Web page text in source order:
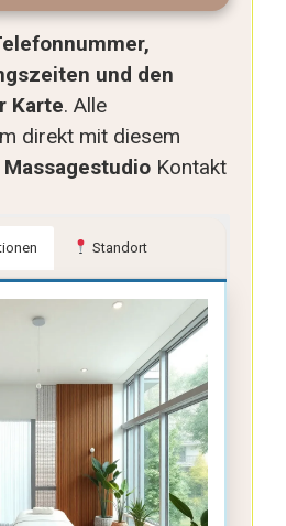
und den
Karte. Alle
direkt mit diesem
Kontakt
Standort